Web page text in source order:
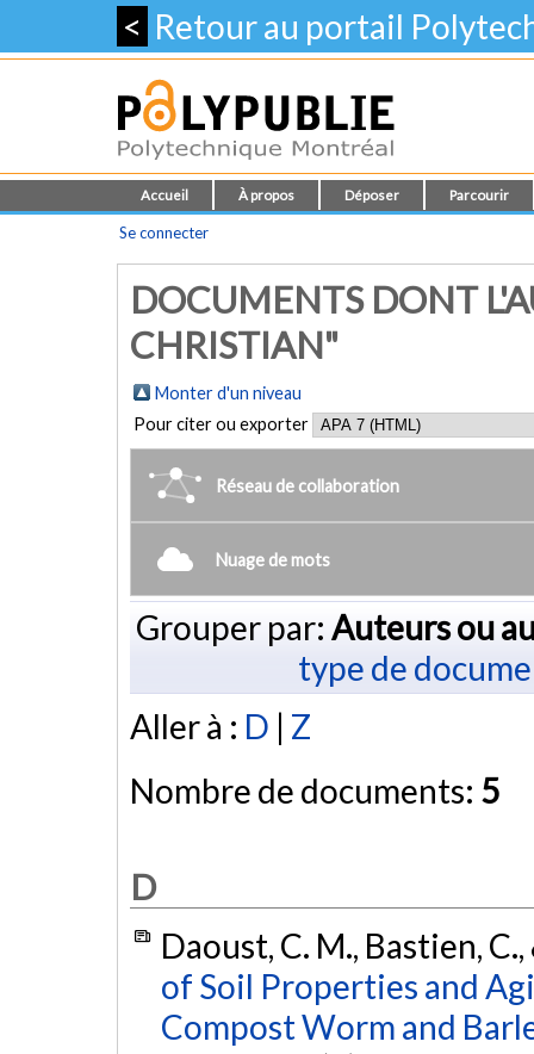
< Retour au portail
Accueil À propos Déposer Parcourir
Se connecter
DOCUMENTS DONT
CHRISTIAN"
Monter d'un niveau
Pour citer ou exporter
Réseau de collaboration
Nuage de mots
Grouper par: Auteurs ou
type de
Aller à : D | Z
Nombre de documents: 5
D
Daoust, C. M., Bastien,
of Soil Properties and
Compost Worm and